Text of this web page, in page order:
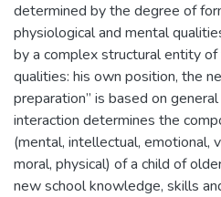
determined by the degree of
physiological and mental
by a complex structural entity
qualities: his own position, the
preparation” is based on
interaction determines the
(mental, intellectual, emotional,
moral, physical) of a child of
new school knowledge, skills